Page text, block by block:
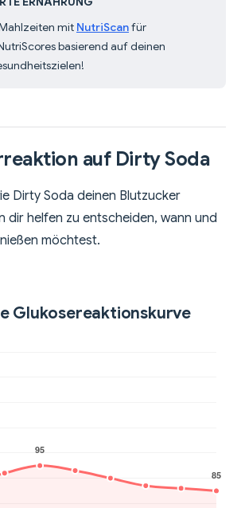
mit NutriScanfür
basierend auf deinen
auf Dirty Soda
Dirty Soda deinen Blutzucker
dir helfen zu entscheiden, wann und
möchtest.
Glukosereaktionskurve